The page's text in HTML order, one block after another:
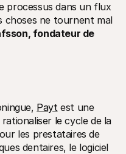
processus dans un flux
choses ne tournent mal
fondateur de
Payt est une
le cycle de la
les prestataires de
dentaires, le logiciel